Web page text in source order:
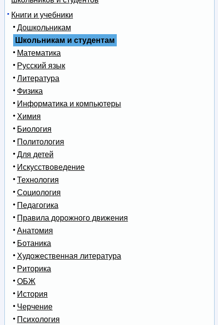
Книги и учебники
Дошкольникам
Школьникам и студентам
Математика
Русский язык
Литература
Физика
Информатика и компьютеры
Химия
Биология
Политология
Для детей
Искусствоведение
Технология
Социология
Педагогика
Правила дорожного движения
Анатомия
Ботаника
Художественная литература
Риторика
ОБЖ
История
Черчение
Психология